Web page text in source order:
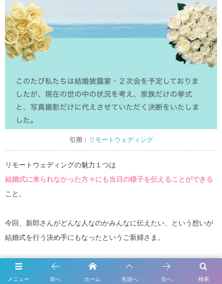
引用： リモートウェディング
リモートウェディングの魅力１つは
結婚式に来られなかった方々にも当日の様子を伝えることができる
こと。
今回、新郎さんがどんな人なのかみんなに伝えたい、という想いが
結婚式を行う決め手にもなったというご新婦さま。
リモートウェディングには、ふたりからのご挨拶の他に
ふたりのプ
ロフィール
メニュー 検索
前へ ホーム 先頭へ 次へ